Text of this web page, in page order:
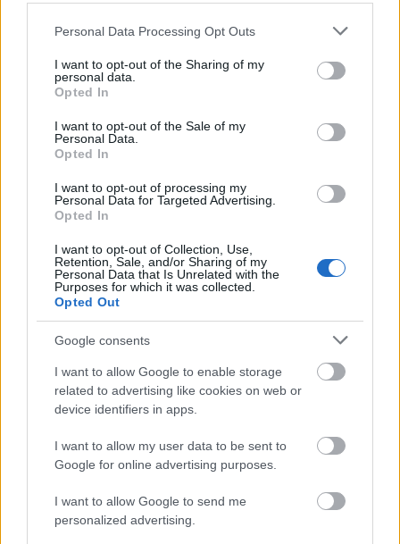
Please note that this website/app uses one or more Google
not limited to your visit or usage behaviour. You may click to
grant or deny consent to Google and its third-party tags to
use your data for below specified purposes in below Google
consent section.
Personal Data Processing Opt Outs
I want to opt-out of the Sharing of my
personal data.
Opted In
I want to opt-out of the Sale of my
Personal Data.
Opted In
I want to opt-out of processing my
Personal Data for Targeted Advertising.
Opted In
I want to opt-out of Collection, Use,
Retention, Sale, and/or Sharing of my
Personal Data that Is Unrelated with the
Purposes for which it was collected.
Opted Out
Google consents
I want to allow Google to enable storage
related to advertising like cookies on web or
device identifiers in apps.
I want to allow my user data to be sent to
Google for online advertising purposes.
I want to allow Google to send me
personalized advertising.
Το άθλημα της μακροζωίας: Χαρίζει έως και 5
επιπλέον χρόνια ζωής
Άνευ προηγουμένου τα pre orders του GTA 6